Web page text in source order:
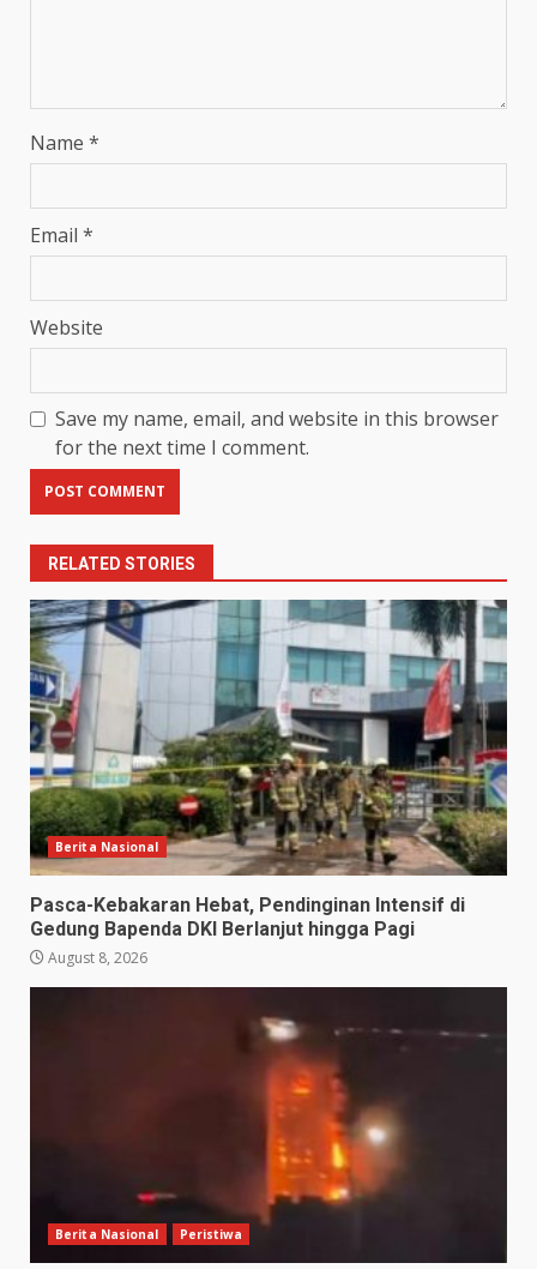
Name *
Email *
Website
Save my name, email, and website in this browser
for the next time I comment.
RELATED STORIES
Berita Nasional
Pasca-Kebakaran Hebat, Pendinginan Intensif di
Gedung Bapenda DKI Berlanjut hingga Pagi
August 8, 2026
Berita Nasional Peristiwa